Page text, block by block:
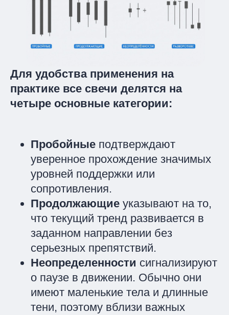
Для удобства применения на
практике все свечи делятся на
четыре основные категории:
Пробойные подтверждают
уверенное прохождение значимых
уровней поддержки или
сопротивления.
Продолжающие указывают на то,
что текущий тренд развивается в
заданном направлении без
серьезных препятствий.
Неопределенности сигнализируют
о паузе в движении. Обычно они
имеют маленькие тела и длинные
тени, поэтому вблизи важных